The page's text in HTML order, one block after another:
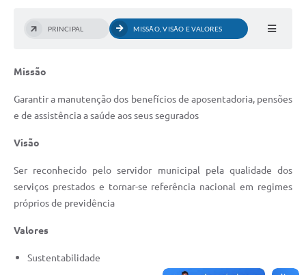
PRINCIPAL MISSÃO, VISÃO E VALORES
Missão
Garantir a manutenção dos benefícios de aposentadoria, pensões
e de assistência a saúde aos seus segurados
Visão
Ser reconhecido pelo servidor municipal pela qualidade dos
serviços prestados e tornar-se referência nacional em regimes
próprios de previdência
Valores
Sustentabilidade